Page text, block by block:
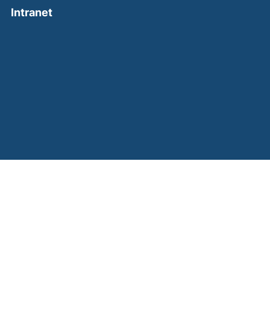
Intranet(external link, opens in a new window)